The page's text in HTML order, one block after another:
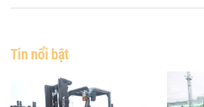
Tin nổi bật